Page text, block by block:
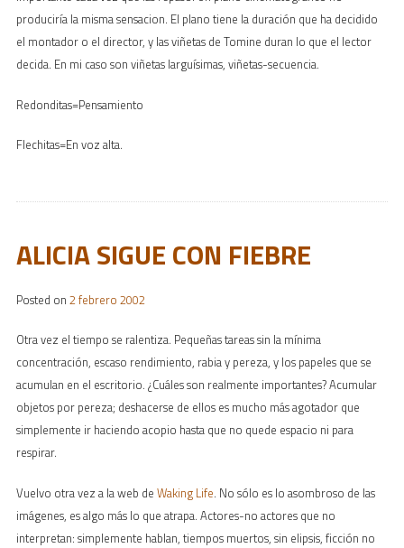
produciría la misma sensacion. El plano tiene la duración que ha decidido
el montador o el director, y las viñetas de Tomine duran lo que el lector
decida. En mi caso son viñetas larguísimas, viñetas-secuencia.
Redonditas=Pensamiento
Flechitas=En voz alta.
ALICIA SIGUE CON FIEBRE
Posted on 2 febrero 2002
Otra vez el tiempo se ralentiza. Pequeñas tareas sin la mínima
concentración, escaso rendimiento, rabia y pereza, y los papeles que se
acumulan en el escritorio. ¿Cuáles son realmente importantes? Acumular
objetos por pereza; deshacerse de ellos es mucho más agotador que
simplemente ir haciendo acopio hasta que no quede espacio ni para
respirar.
Vuelvo otra vez a la web de Waking Life. No sólo es lo asombroso de las
imágenes, es algo más lo que atrapa. Actores-no actores que no
interpretan: simplemente hablan, tiempos muertos, sin elipsis, ficción no